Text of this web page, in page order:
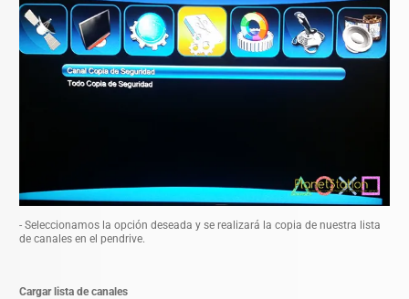
- Seleccionamos la opción deseada y se realizará la copia de nuestra lista
de canales en el pendrive.
Cargar lista de canales